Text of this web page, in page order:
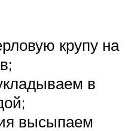
крупу на
в
высыпаем